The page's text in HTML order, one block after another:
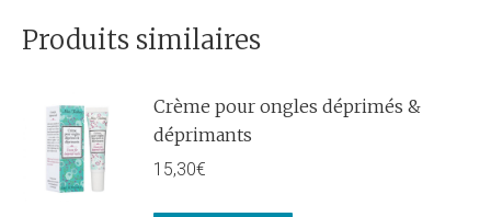
Produits similaires
Crème pour ongles déprimés &
déprimants
15,30€